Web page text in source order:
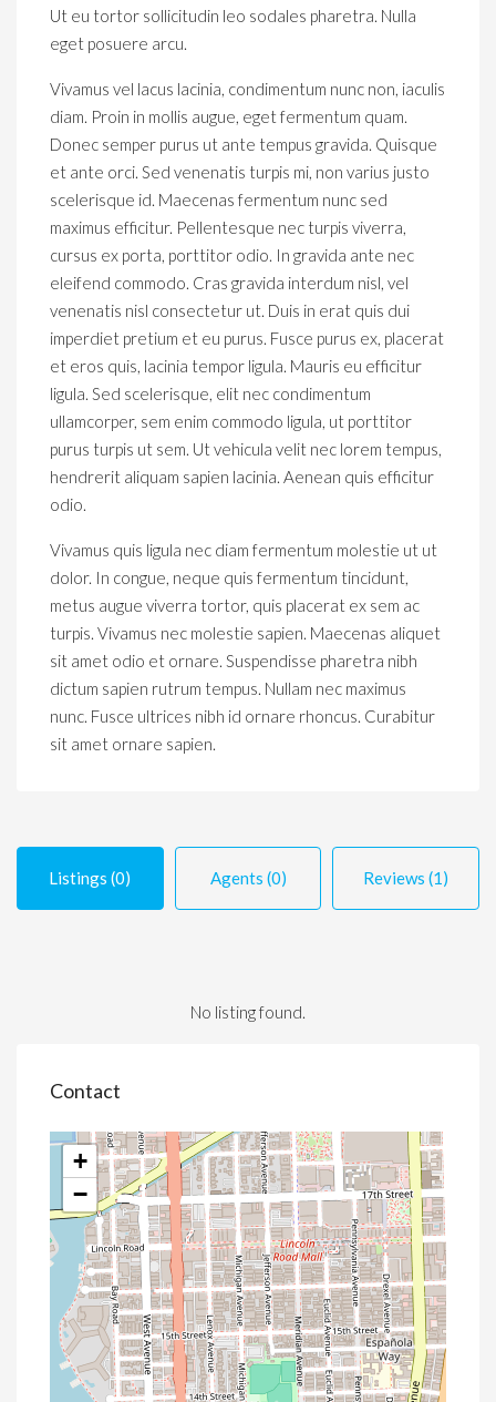
Ut eu tortor sollicitudin leo sodales pharetra. Nulla
eget posuere arcu.
Vivamus vel lacus lacinia, condimentum nunc non, iaculis
diam. Proin in mollis augue, eget fermentum quam.
Donec semper purus ut ante tempus gravida. Quisque
et ante orci. Sed venenatis turpis mi, non varius justo
scelerisque id. Maecenas fermentum nunc sed
maximus efficitur. Pellentesque nec turpis viverra,
cursus ex porta, porttitor odio. In gravida ante nec
eleifend commodo. Cras gravida interdum nisl, vel
venenatis nisl consectetur ut. Duis in erat quis dui
imperdiet pretium et eu purus. Fusce purus ex, placerat
et eros quis, lacinia tempor ligula. Mauris eu efficitur
ligula. Sed scelerisque, elit nec condimentum
ullamcorper, sem enim commodo ligula, ut porttitor
purus turpis ut sem. Ut vehicula velit nec lorem tempus,
hendrerit aliquam sapien lacinia. Aenean quis efficitur
odio.
Vivamus quis ligula nec diam fermentum molestie ut ut
dolor. In congue, neque quis fermentum tincidunt,
metus augue viverra tortor, quis placerat ex sem ac
turpis. Vivamus nec molestie sapien. Maecenas aliquet
sit amet odio et ornare. Suspendisse pharetra nibh
dictum sapien rutrum tempus. Nullam nec maximus
nunc. Fusce ultrices nibh id ornare rhoncus. Curabitur
sit amet ornare sapien.
Listings (0) Agents (0) Reviews (1)
No listing found.
Contact
+
−